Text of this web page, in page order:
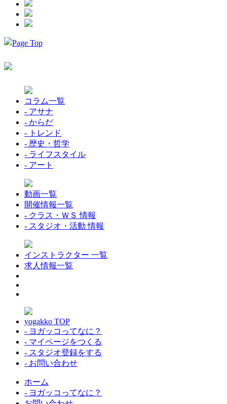
コラム一覧
- アサナ
- からだ
- トレンド
- 歴史・哲学
- ライフスタイル
- アート
動画一覧
開催情報一覧
- クラス・ＷＳ 情報
- スタジオ・活動 情報
インストラクター 一覧
求人情報一覧
yogakko TOP
- ヨガッコってなに？
- マイページをつくる
- スタジオ登録をする
- お問い合わせ
ホーム
- ヨガッコってなに？